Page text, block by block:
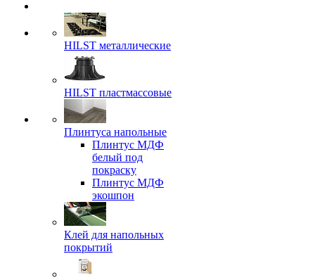
HILST металлические
HILST пластмассовые
Плинтуса напольные
Плинтус МДФ
белый под
покраску
Плинтус МДФ
экошпон
Клей для напольных
покрытий